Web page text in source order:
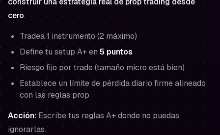
cero.
Tradea 1 instrumento (2 máximo)
Define tu setup A+ en 5 puntos
Riesgo fijo por trade (tamaño micro está bien)
Establece un límite de pérdida diario firme alineado
con las reglas prop
Acción: Escribe tus reglas A+ donde no puedas
ignorarlas.